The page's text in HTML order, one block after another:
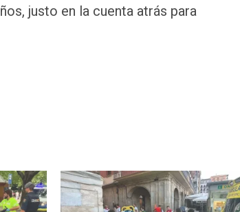
justo en la cuenta atrás para